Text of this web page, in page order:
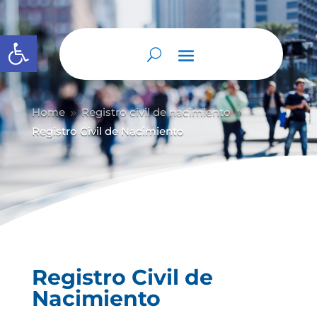
Abrir barra de herramientas
Home 9 Registro civil de nacimiento 9
Registro Civil de Nacimiento
Registro Civil de
Nacimiento